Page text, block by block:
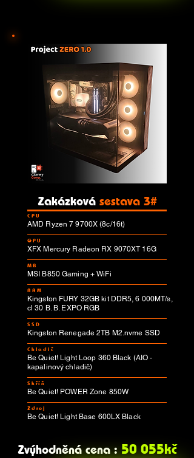
Zakázková sestava 3#
CPU
AMD Ryzen 7 9700X (8c/16t)
GPU
XFX Mercury Radeon RX 9070XT 16G
MB
MSI B850 Gaming + WiFi
RAM
Kingston FURY 32GB kit DDR5, 6 000MT/s,
cl 30 B. B. EXPO RGB
SSD
Kingston Renegade 2TB M2.nvme SSD
Chladič
Be Quiet! Light Loop 360 Black (AIO -
kapalinový chladič)
Skříň
Be Quiet! POWER Zone 850W
Zdroj
Be Quiet! Light Base 600LX Black
Zvýhodněná cena : 50 055kč